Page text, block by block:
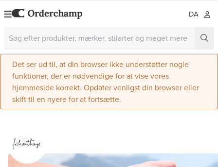
DA
Det ser ud til, at din browser ikke understøtter nogle
funktioner, der er nødvendige for at vise vores
hjemmeside korrekt. Opdater venligst din browser eller
skift til en nyere for at fortsætte.